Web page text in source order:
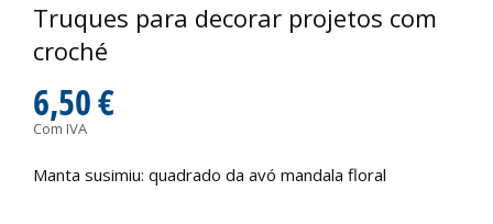
Truques para decorar projetos com
croché
6,50 €
Com IVA
Manta susimiu: quadrado da avó mandala floral